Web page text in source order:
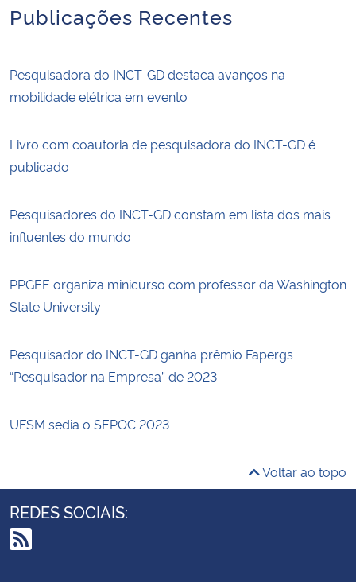
Publicações Recentes
Pesquisadora do INCT-GD destaca avanços na
mobilidade elétrica em evento
Livro com coautoria de pesquisadora do INCT-GD é
publicado
Pesquisadores do INCT-GD constam em lista dos mais
influentes do mundo
PPGEE organiza minicurso com professor da Washington
State University
Pesquisador do INCT-GD ganha prêmio Fapergs
“Pesquisador na Empresa” de 2023
UFSM sedia o SEPOC 2023
Voltar ao topo
REDES SOCIAIS:
RSS